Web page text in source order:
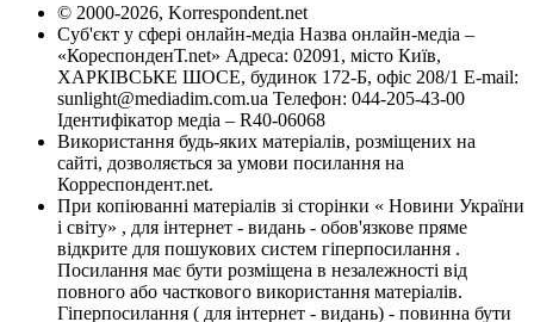
© 2000-2026, Korrespondent.net
Суб'єкт у сфері онлайн-медіа Назва онлайн-медіа –
«КореспонденТ.net» Адреса: 02091, місто Київ,
ХАРКІВСЬКЕ ШОСЕ, будинок 172-Б, офіс 208/1 E-mail:
sunlight@mediadim.com.ua Телефон: 044-205-43-00
Ідентифікатор медіа – R40-06068
Використання будь-яких матеріалів, розміщених на
сайті, дозволяється за умови посилання на
Корреспондент.net.
При копіюванні матеріалів зі сторінки « Новини України
і світу» , для інтернет - видань - обов'язкове пряме
відкрите для пошукових систем гіперпосилання .
Посилання має бути розміщена в незалежності від
повного або часткового використання матеріалів.
Гіперпосилання ( для інтернет - видань) - повинна бути